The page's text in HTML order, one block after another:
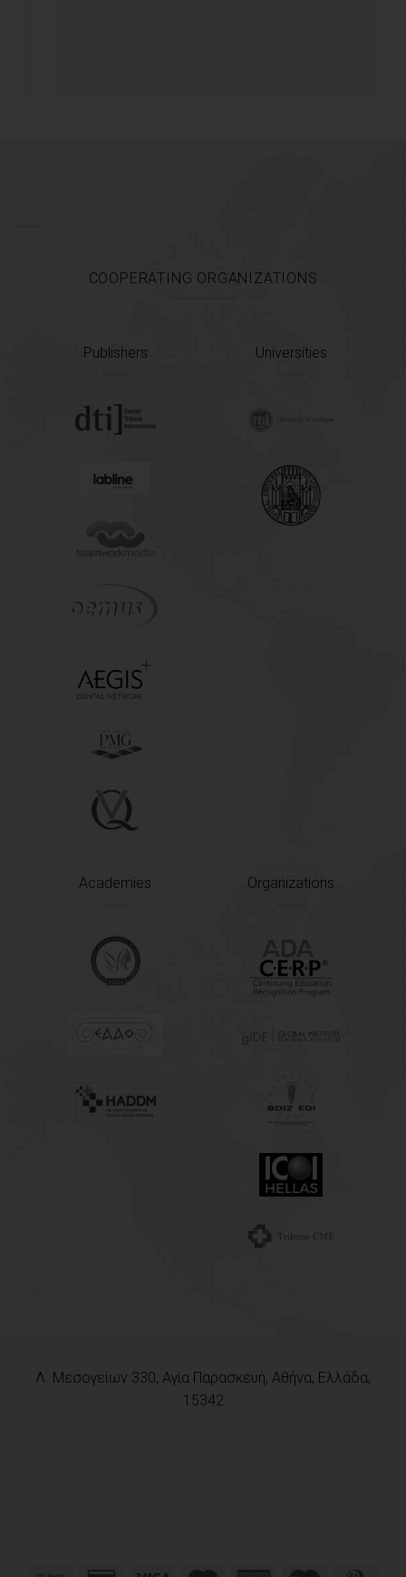
COOPERATING ORGANIZATIONS
Publishers Universities
Academies Organizations
Λ. Μεσογείων 330, Αγία Παρασκευή, Αθήνα, Ελλάδα,
15342